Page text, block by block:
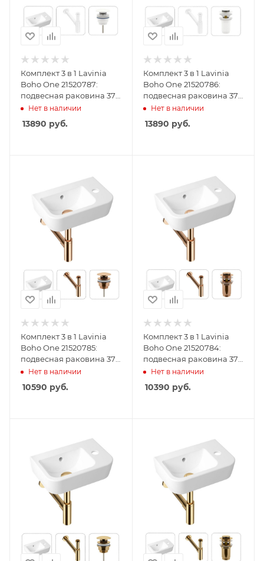
Комплект 3 в 1 Lavinia
Boho One 21520787:
подвесная раковина 37
см, металлический
сифон, донный клапан
Нет в наличии
13890 руб.
Комплект 3 в 1 Lavinia
Boho One 21520786:
подвесная раковина 37
см , металлический
сифон, донный клапан
Нет в наличии
13890 руб.
Комплект 3 в 1 Lavinia
Boho One 21520785:
подвесная раковина 37
см, металлический
сифон, донный клапан
Нет в наличии
10590 руб.
Комплект 3 в 1 Lavinia
Boho One 21520784:
подвесная раковина 37
см, металлический
сифон, донный клапан
Нет в наличии
10390 руб.